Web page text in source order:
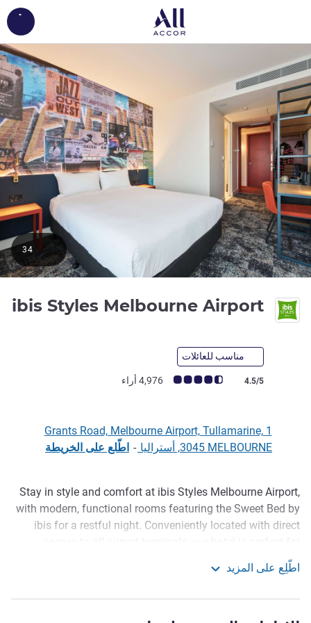
ibis Styles Melbourne Airport
مناسب للعائلات
ملاحظة أراء العملاء (رأي ALL)
4.5/5 4,976 أراء
34
1 Grants Road, Melbourne Airport, Tullamarine,
3045 MELBOURNE, أستراليا
- اطّلع على الخريطة
الوصف
Stay in style and comfort at ibis Styles Melbourne Airport,
with modern, functional rooms featuring the Sweet Bed by
ibis for a restful night. Conveniently located with direct
travellers seeking ease and relaxation. Unwind at the
Higher State Wellness Centre with a gym, spa, sauna, and
اطّلِع على المزيد